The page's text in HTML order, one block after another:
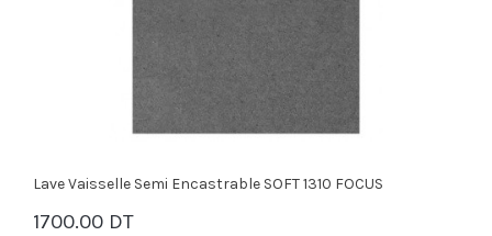
Lave Vaisselle Semi Encastrable SOFT 1310 FOCUS
1700.00 DT
PANIER